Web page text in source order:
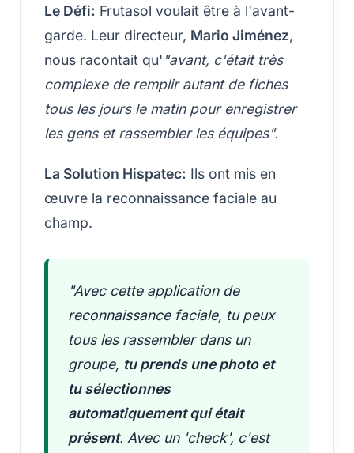
Le Défi: Frutasol voulait être à l'avant-
garde. Leur directeur, Mario Jiménez,
nous racontait qu' "avant, c'était très
complexe de remplir autant de fiches
tous les jours le matin pour enregistrer
les gens et rassembler les équipes".
La Solution Hispatec: Ils ont mis en
œuvre la reconnaissance faciale au
champ.
"Avec cette application de
reconnaissance faciale, tu peux
tous les rassembler dans un
groupe, tu prends une photo et
tu sélectionnes
automatiquement qui était
présent. Avec un 'check', c'est